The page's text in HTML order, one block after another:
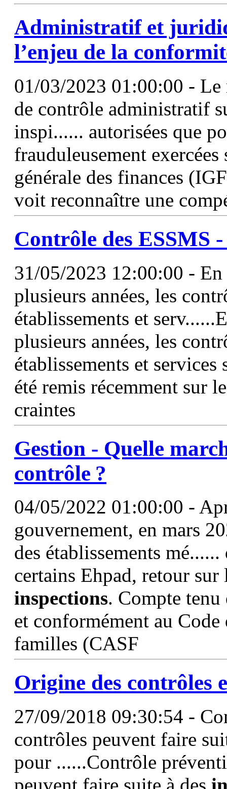
Administratif et
l’enjeu de la
01/03/2023 01:00:00 - Le
de contrôle administratif
inspi...... autorisées que
frauduleusement
générale des finances
voit reconnaître une
Contrôle des ESSMS
31/05/2023 12:00:00 - En
plusieurs années, les
établissements et
plusieurs années, les
établissements et
été remis récemment sur
craintes
Gestion - Quelle
contrôle ?
04/05/2022 01:00:00 -
gouvernement, en mars
des établissements mé......
certains Ehpad, retour sur
inspections. Compte
et conformément au Code
familles (CASF
Origine des contrôles
27/09/2018 09:30:54 -
contrôles peuvent faire
pour ......Contrôle